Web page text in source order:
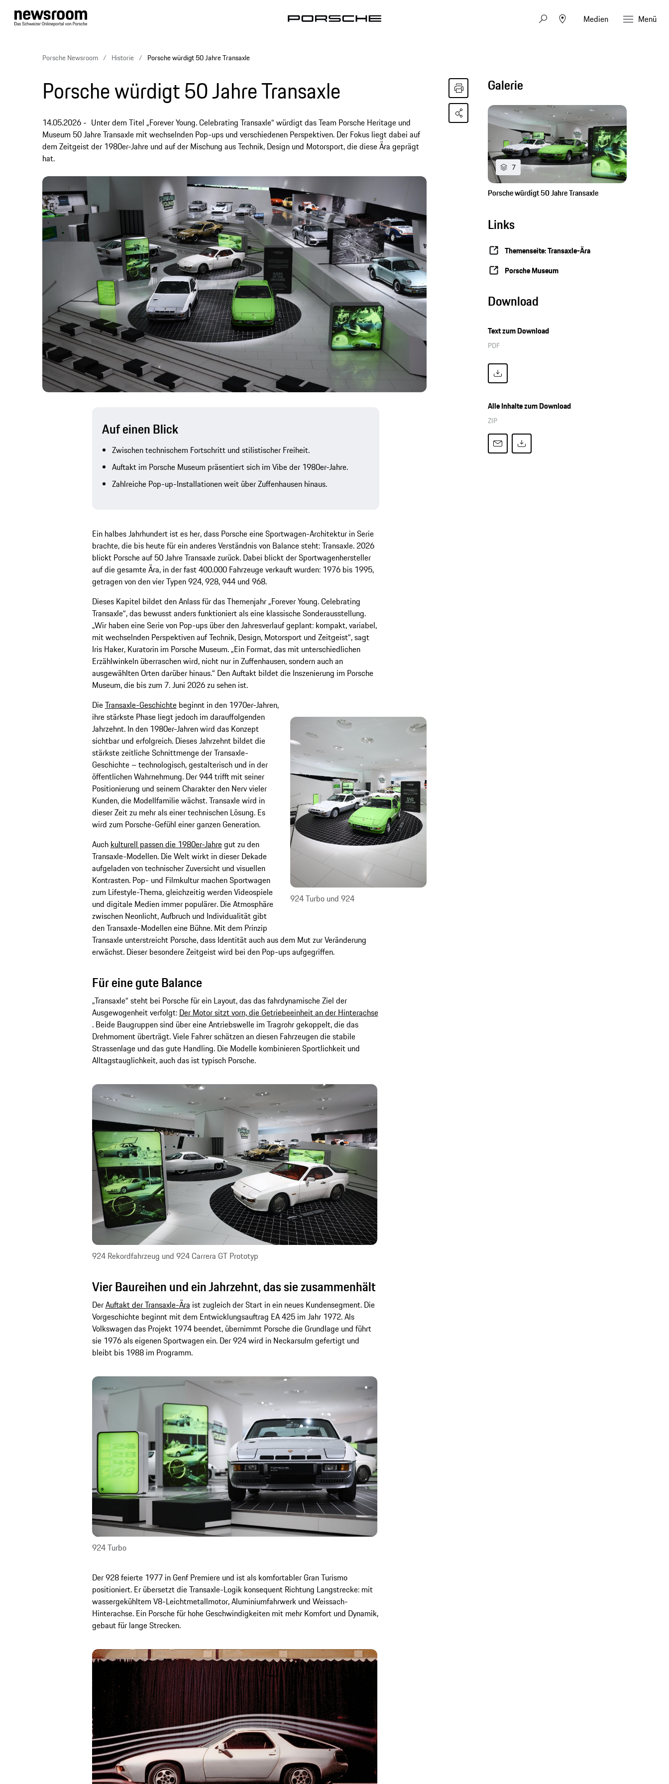
Medien Menü
Porsche Newsroom Historie Porsche würdigt 50 Jahre Transaxle
Porsche würdigt 50 Jahre Transaxle
14.05.2026
Unter dem Titel „Forever Young. Celebrating Transaxle“ würdigt das Team Porsche Heritage und
Museum 50 Jahre Transaxle mit wechselnden Pop-ups und verschiedenen Perspektiven. Der Fokus liegt dabei auf
dem Zeitgeist der 1980er-Jahre und auf der Mischung aus Technik, Design und Motorsport, die diese Ära geprägt
hat.
Auf einen Blick
Zwischen technischem Fortschritt und stilistischer Freiheit.
Auftakt im Porsche Museum präsentiert sich im Vibe der 1980er-Jahre.
Zahlreiche Pop-up-Installationen weit über Zuffenhausen hinaus.
Ein halbes Jahrhundert ist es her, dass Porsche eine Sportwagen-Architektur in Serie
brachte, die bis heute für ein anderes Verständnis von Balance steht: Transaxle. 2026
blickt Porsche auf 50 Jahre Transaxle zurück. Dabei blickt der Sportwagenhersteller
auf die gesamte Ära, in der fast 400.000 Fahrzeuge verkauft wurden: 1976 bis 1995,
getragen von den vier Typen 924, 928, 944 und 968.
Dieses Kapitel bildet den Anlass für das Themenjahr „Forever Young. Celebrating
Transaxle“, das bewusst anders funktioniert als eine klassische Sonderausstellung.
„Wir haben eine Serie von Pop-ups über den Jahresverlauf geplant: kompakt, variabel,
mit wechselnden Perspektiven auf Technik, Design, Motorsport und Zeitgeist“, sagt
Iris Haker, Kuratorin im Porsche Museum. „Ein Format, das mit unterschiedlichen
Erzählwinkeln überraschen wird, nicht nur in Zuffenhausen, sondern auch an
ausgewählten Orten darüber hinaus.“ Den Auftakt bildet die Inszenierung im Porsche
Museum, die bis zum 7. Juni 2026 zu sehen ist.
924 Turbo und 924
DieTransaxle-Geschichtebeginnt in den 1970er-Jahren,
ihre stärkste Phase liegt jedoch im darauffolgenden
Jahrzehnt. In den 1980er-Jahren wird das Konzept
sichtbar und erfolgreich. Dieses Jahrzehnt bildet die
stärkste zeitliche Schnittmenge der Transaxle-
Geschichte – technologisch, gestalterisch und in der
öffentlichen Wahrnehmung. Der 944 trifft mit seiner
Positionierung und seinem Charakter den Nerv vieler
Kunden, die Modellfamilie wächst. Transaxle wird in
dieser Zeit zu mehr als einer technischen Lösung. Es
wird zum Porsche-Gefühl einer ganzen Generation.
Auch kulturell passen die 1980er-Jahregut zu den
Transaxle-Modellen. Die Welt wirkt in dieser Dekade
aufgeladen von technischer Zuversicht und visuellen
Kontrasten. Pop- und Filmkultur machen Sportwagen
zum Lifestyle-Thema, gleichzeitig werden Videospiele
und digitale Medien immer populärer. Die Atmosphäre
zwischen Neonlicht, Aufbruch und Individualität gibt
den Transaxle-Modellen eine Bühne. Mit dem Prinzip
Transaxle unterstreicht Porsche, dass Identität auch aus dem Mut zur Veränderung
erwächst. Dieser besondere Zeitgeist wird bei den Pop-ups aufgegriffen.
Für eine gute Balance
„Transaxle“ steht bei Porsche für ein Layout, das das fahrdynamische Ziel der
Ausgewogenheit verfolgt: Der Motor sitzt vorn, die Getriebeeinheit an der Hinterachse
. Beide Baugruppen sind über eine Antriebswelle im Tragrohr gekoppelt, die das
Drehmoment überträgt. Viele Fahrer schätzen an diesen Fahrzeugen die stabile
Strassenlage und das gute Handling. Die Modelle kombinieren Sportlichkeit und
Alltagstauglichkeit, auch das ist typisch Porsche.
924 Rekordfahrzeug und 924 Carrera GT Prototyp
Vier Baureihen und ein Jahrzehnt, das sie zusammenhält
DerAuftakt der Transaxle-Ära ist zugleich der Start in ein neues Kundensegment. Die
Vorgeschichte beginnt mit dem Entwicklungsauftrag EA 425 im Jahr 1972. Als
Volkswagen das Projekt 1974 beendet, übernimmt Porsche die Grundlage und führt
sie 1976 als eigenen Sportwagen ein. Der 924 wird in Neckarsulm gefertigt und
bleibt bis 1988 im Programm.
924 Turbo
Der 928 feierte 1977 in Genf Premiere und ist als komfortabler Gran Turismo
positioniert. Er übersetzt die Transaxle-Logik konsequent Richtung Langstrecke: mit
wassergekühltem V8-Leichtmetallmotor, Aluminiumfahrwerk und Weissach-
Hinterachse. Ein Porsche für hohe Geschwindigkeiten mit mehr Komfort und Dynamik,
gebaut für lange Strecken.
Galerie
7
Porsche würdigt 50 Jahre Transaxle
Links
Themenseite: Transaxle-Ära
Porsche Museum
Download
Text zum Download
PDF
Alle Inhalte zum Download
ZIP